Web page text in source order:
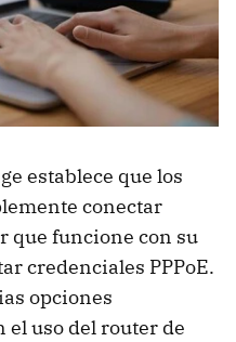
establece que los
conectar
que funcione con su
credenciales PPPoE.
opciones
uso del router de